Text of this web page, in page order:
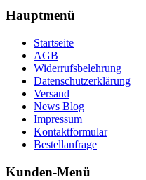
Hauptmenü
Startseite
AGB
Widerrufsbelehrung
Datenschutzerklärung
Versand
News Blog
Impressum
Kontaktformular
Bestellanfrage
Kunden-Menü